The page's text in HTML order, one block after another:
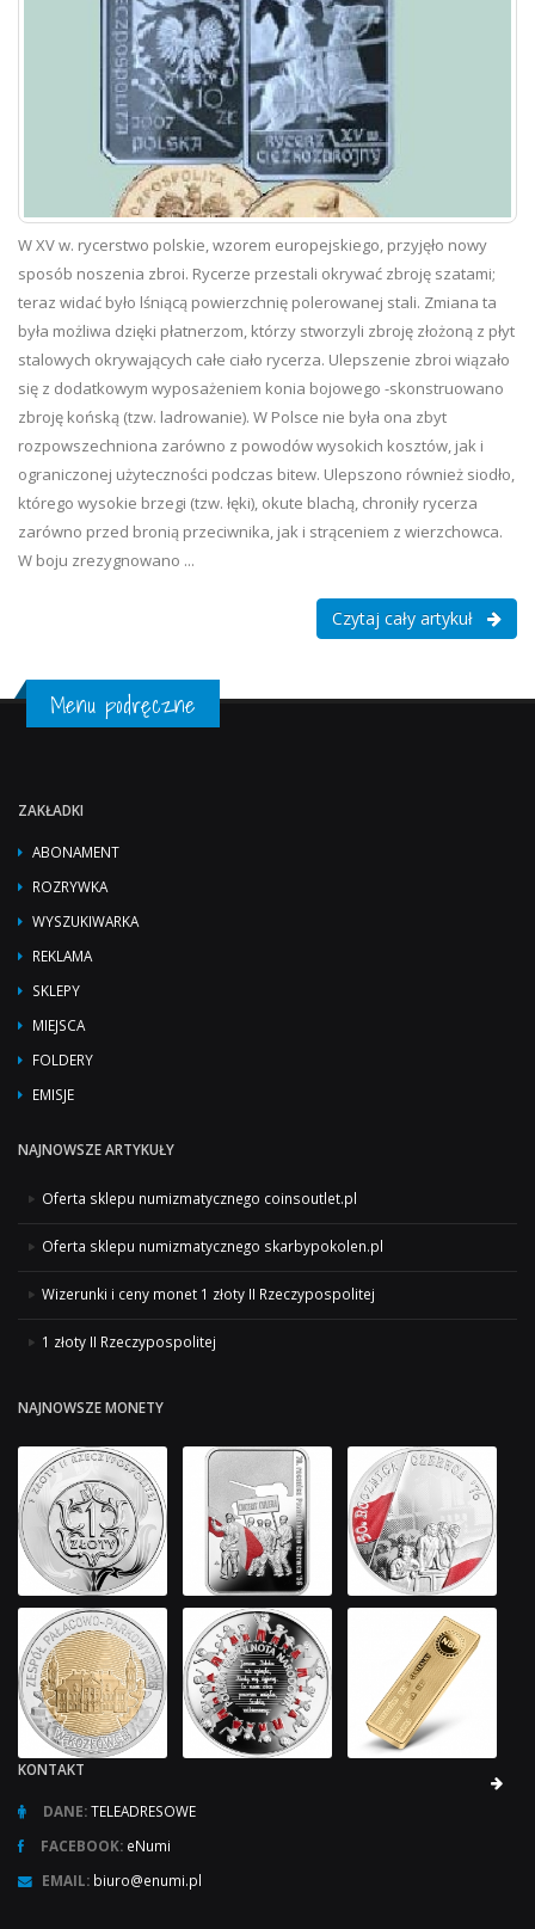
W XV w. rycerstwo polskie, wzorem europejskiego, przyjęło nowy
sposób noszenia zbroi. Rycerze przestali okrywać zbroję szatami;
teraz widać było lśniącą powierzchnię polerowanej stali. Zmiana ta
była możliwa dzięki płatnerzom, którzy stworzyli zbroję złożoną z płyt
stalowych okrywających całe ciało rycerza. Ulepszenie zbroi wiązało
się z dodatkowym wyposażeniem konia bojowego -skonstruowano
zbroję końską (tzw. ladrowanie). W Polsce nie była ona zbyt
rozpowszechniona zarówno z powodów wysokich kosztów, jak i
ograniczonej użyteczności podczas bitew. Ulepszono również siodło,
którego wysokie brzegi (tzw. łęki), okute blachą, chroniły rycerza
zarówno przed bronią przeciwnika, jak i strąceniem z wierzchowca.
W boju zrezygnowano ...
Czytaj cały artykuł
Menu podręczne
ZAKŁADKI
ABONAMENT
ROZRYWKA
WYSZUKIWARKA
REKLAMA
SKLEPY
MIEJSCA
FOLDERY
EMISJE
NAJNOWSZE ARTYKUŁY
Oferta sklepu numizmatycznego coinsoutlet.pl
Oferta sklepu numizmatycznego skarbypokolen.pl
Wizerunki i ceny monet 1 złoty II Rzeczypospolitej
1 złoty II Rzeczypospolitej
NAJNOWSZE MONETY
KONTAKT
DANE:TELEADRESOWE
FACEBOOK: eNumi
EMAIL: biuro@enumi.pl